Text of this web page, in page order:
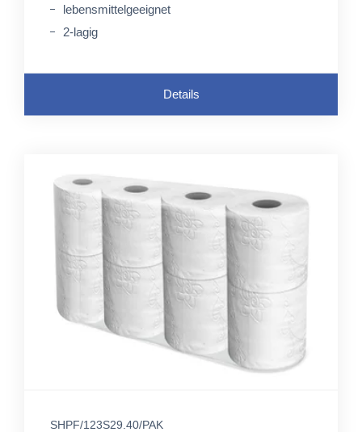
lebensmittelgeeignet
2-lagig
Details
SHPF/123S29.40/PAK